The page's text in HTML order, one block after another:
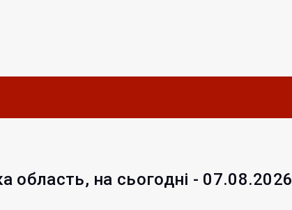
область, на сьогодні - 07.08.2026